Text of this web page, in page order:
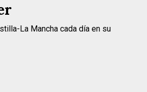
La Mancha cada día en su